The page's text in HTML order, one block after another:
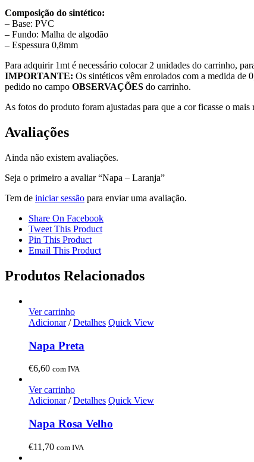
Composição do sintético:
– Base: PVC
– Fundo: Malha de algodão
– Espessura 0,8mm
Para adquirir 1mt é necessário colocar 2 unidades do carrinho,
IMPORTANTE: Os sintéticos vêm enrolados com a medida de
pedido no campo OBSERVAÇÕES do carrinho.
As fotos do produto foram ajustadas para que a cor ficasse o
Avaliações
Ainda não existem avaliações.
Seja o primeiro a avaliar “Napa – Laranja”
Tem de iniciar sessão para enviar uma avaliação.
Share On Facebook
Tweet This Product
Pin This Product
Email This Product
Produtos Relacionados
Ver carrinho
Adicionar/ Detalhes Quick View
Napa Preta
€6,60 com IVA
Ver carrinho
Adicionar/ Detalhes Quick View
Napa Rosa Velho
€11,70 com IVA